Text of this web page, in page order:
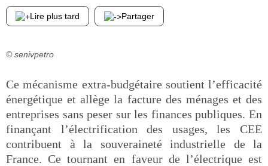
Lire plus tard Partager
© senivpetro
Ce mécanisme extra-budgétaire soutient l’efficacité
énergétique et allège la facture des ménages et des
entreprises sans peser sur les finances publiques. En
finançant l’électrification des usages, les CEE
contribuent à la souveraineté industrielle de la
France. Ce tournant en faveur de l’électrique est